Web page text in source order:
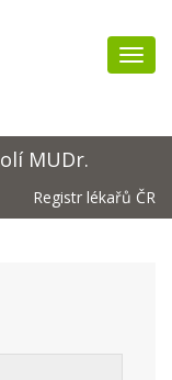
MUDr.
Registr lékařů ČR